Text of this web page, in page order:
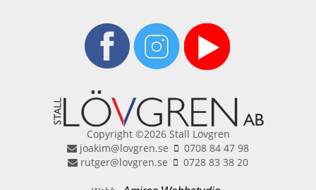
Copyright ©2026 Stall Lövgren
joakim@lovgren.se
0708 84 47 98
rutger@lovgren.se
0728 83 38 20